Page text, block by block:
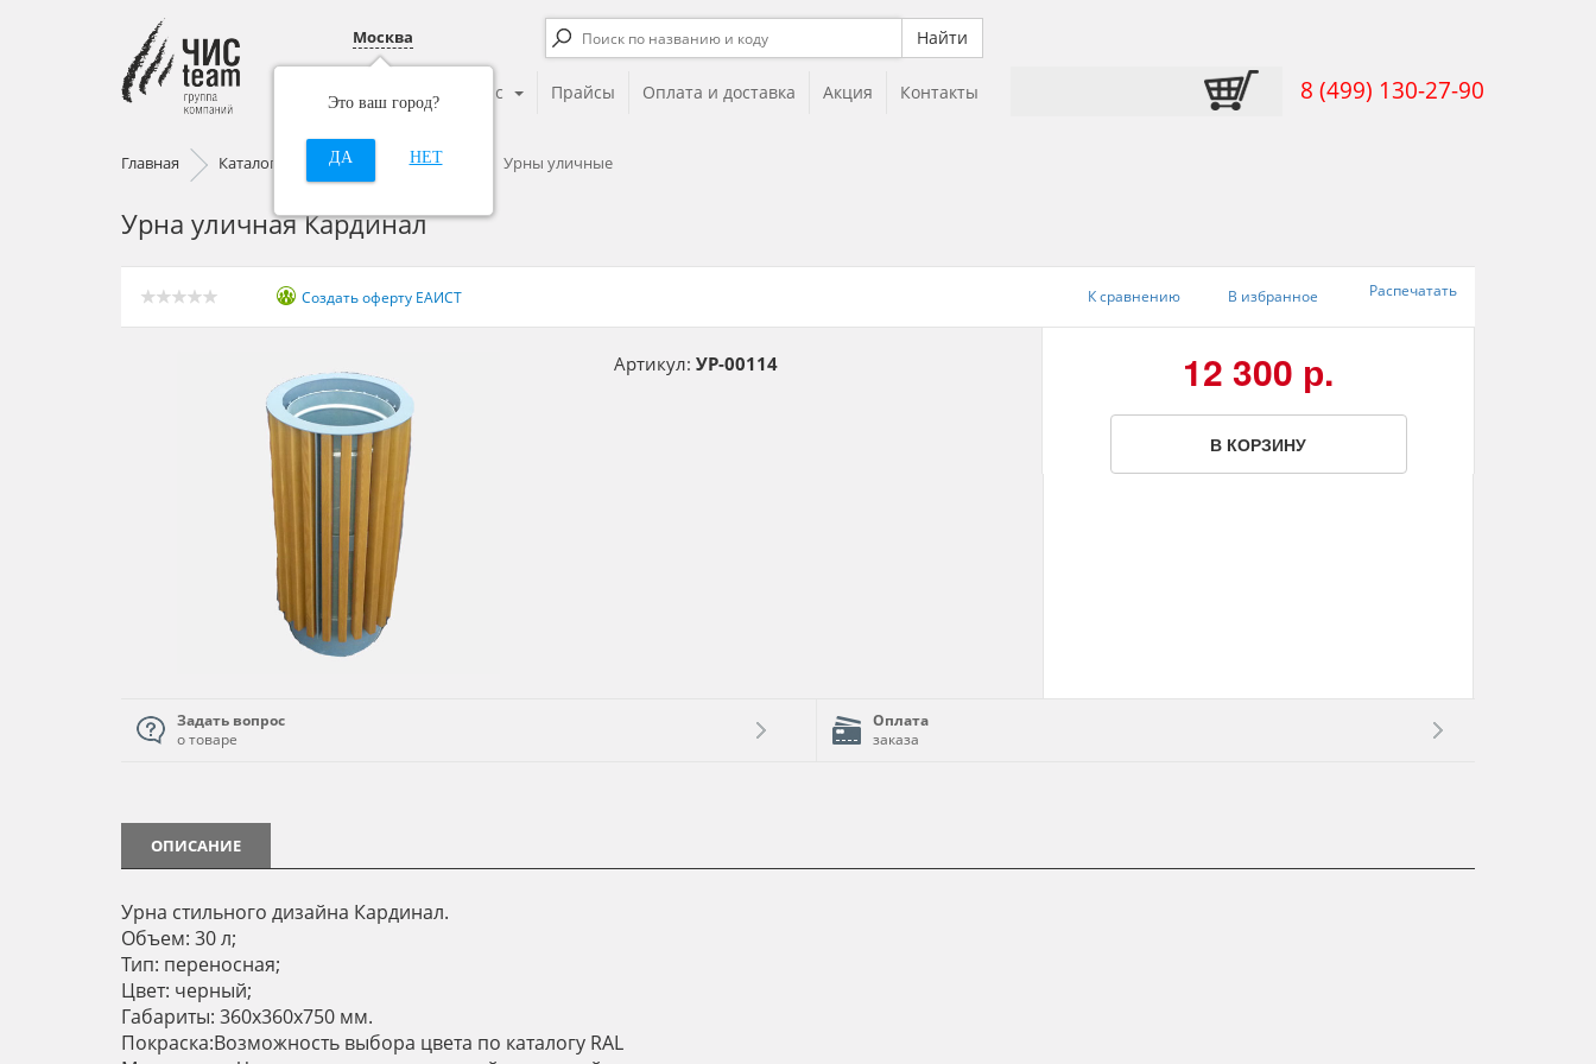
Москва
Это ваш город?
ДА НЕТ
О нас Прайсы Оплата и доставка Акция Контакты 8 (499) 130-27-90
Главная Каталог Урны и контейнеры Урны уличные
Урна уличная Кардинал
Создать оферту ЕАИСТ К сравнению В избранное Распечатать
Артикул: УР-00114 12 300 р.
В КОРЗИНУ
Задать вопрос
о товаре
Оплата
заказа
ОПИСАНИЕ
Урна стильного дизайна Кардинал.
Объем: 30 л;
Тип: переносная;
Цвет: черный;
Габариты: 360х360х750 мм.
Покраска:Возможность выбора цвета по каталогу RAL